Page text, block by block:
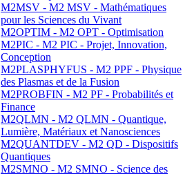
M2MSV - M2 MSV - Mathématiques
pour les Sciences du Vivant
M2OPTIM - M2 OPT - Optimisation
M2PIC - M2 PIC - Projet, Innovation,
Conception
M2PLASPHYFUS - M2 PPF - Physique
des Plasmas et de la Fusion
M2PROBFIN - M2 PF - Probabilités et
Finance
M2QLMN - M2 QLMN - Quantique,
Lumière, Matériaux et Nanosciences
M2QUANTDEV - M2 QD - Dispositifs
Quantiques
M2SMNO - M2 SMNO - Science des